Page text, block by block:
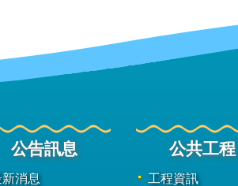
公告訊息
新消息
公共工程
工程資訊